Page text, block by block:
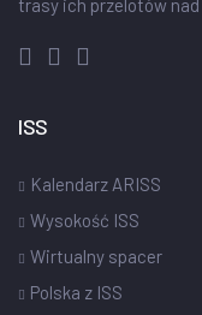
trasy ich przelotów
ISS
Kalendarz ARISS
Wysokość ISS
Wirtualny spacer
Polska z ISS